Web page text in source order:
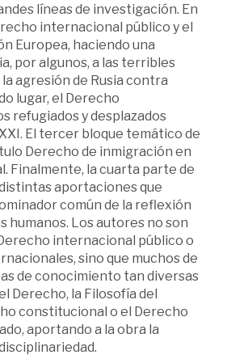
líneas de investigación. En
internacional público y el
Europea, haciendo una
por algunos, a las terribles
agresión de Rusia contra
lugar, el Derecho
refugiados y desplazados
El tercer bloque temático de
Derecho de inmigración en
Finalmente, la cuarta parte de
aportaciones que
común de la reflexión
humanos. Los autores no son
internacional público o
sino que muchos de
de conocimiento tan diversas
Derecho, la Filosofía del
constitucional o el Derecho
aportando a la obra la